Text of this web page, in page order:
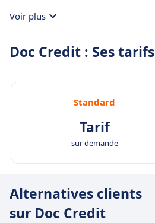
Voir plus
Doc Credit : Ses tarifs
Standard
Tarif
sur demande
Alternatives clients
sur Doc Credit